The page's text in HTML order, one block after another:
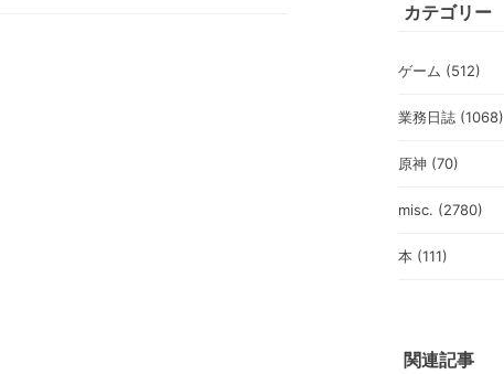
カテゴリー
ゲーム (512)
業務日誌 (1068)
原神 (70)
misc. (2780)
本 (111)
関連記事